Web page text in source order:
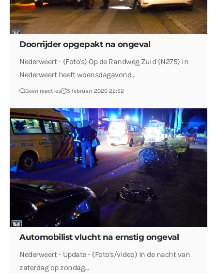
Doorrijder opgepakt na ongeval
Nederweert - (Foto's) Op de Randweg Zuid (N275) in
Nederweert heeft woensdagavond…
Geen reacties 5 februari 2020 22:52
Automobilist vlucht na ernstig ongeval
Nederweert - Update - (Foto's/video) In de nacht van
zaterdag op zondag…